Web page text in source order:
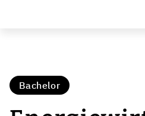
Bachelor